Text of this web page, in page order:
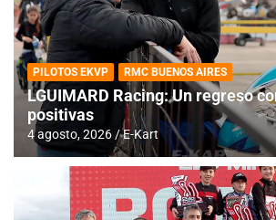
PILOTOS EKVP RMC BUENOS AIRES
LGUIMARD Racing: Un regreso
positivas
4 agosto, 2026 E-Kart